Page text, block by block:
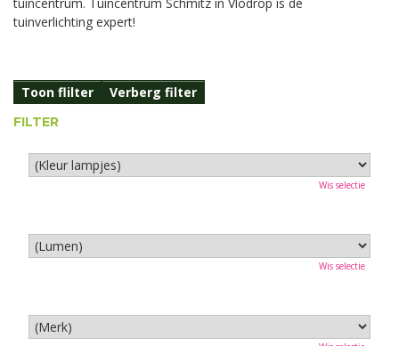
tuinverlichting expert!
Toon flilter Verberg filter
FILTER
Wis selectie
Wis selectie